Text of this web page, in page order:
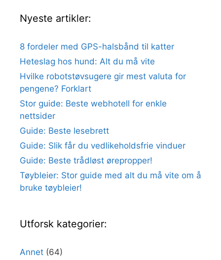
Nyeste artikler:
8 fordeler med GPS-halsbånd til katter
Heteslag hos hund: Alt du må vite
Hvilke robotstøvsugere gir mest valuta for
pengene? Forklart
Stor guide: Beste webhotell for enkle
nettsider
Guide: Beste lesebrett
Guide: Slik får du vedlikeholdsfrie vinduer
Guide: Beste trådløst ørepropper!
Tøybleier: Stor guide med alt du må vite om å
bruke tøybleier!
Utforsk kategorier:
Annet (64)